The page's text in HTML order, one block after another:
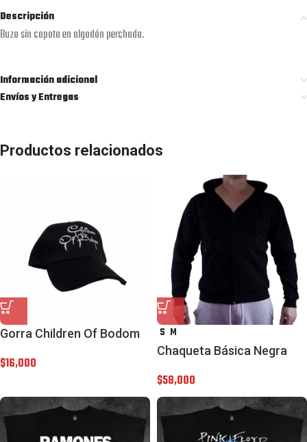
Descripción
Buzo sin capota en algodón perchado.
Información adicional
Envíos y Entregas
Productos relacionados
Gorra Children Of Bodom
$16,000
S M
Chaqueta Básica Negra
$58,000